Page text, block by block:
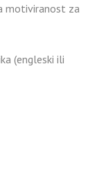
motiviranost za
(engleski ili